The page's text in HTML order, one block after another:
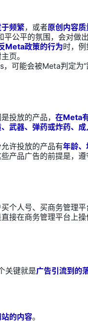
频繁，或者原创内容质
公平的氛围，会对做
Meta政策的行为时，
页。
可能会被Meta判定为
投放的产品， 在Meta
武器、弹药或炸药、
许投放的产品有年龄、
产品广告的前提是，
个人号、买商务管理
接在商务管理平台上
关键就是广告引流到的
的内容。